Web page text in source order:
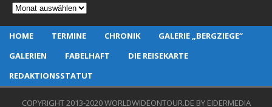
Archiv
HOME TERMINE CHRONIK
GALERIE „BERGZIEGE“
GALERIEN
FABELHAFT
DIE REISEKARTE
REDAKTIONSSTATUT
COPYRIGHT 2013-2020 WORLDWIDEONTOUR.DE BY EIDERMEDIA